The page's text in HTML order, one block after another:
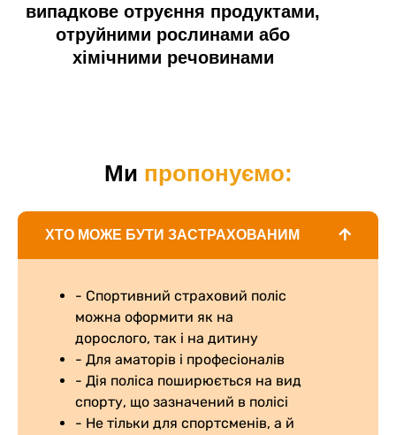
випадкове отруєння продуктами,
отруйними рослинами або
хімічними речовинами
Ми пропонуємо:
ХТО МОЖЕ БУТИ ЗАСТРАХОВАНИМ
- Спортивний страховий поліс
можна оформити як на
дорослого, так і на дитину
- Для аматорів і професіоналів
- Дія поліса поширюється на вид
спорту, що зазначений в полісі
- Не тільки для спортсменів, а й